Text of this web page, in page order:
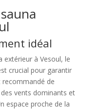
idéal
extérieur à Vesoul, le
crucial pour garantir
recommandé de
vents dominants et
espace proche de la